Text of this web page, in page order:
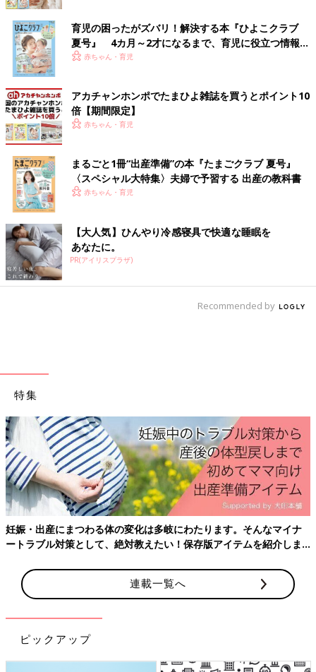
くりしました。
医師からきっとこの2つが原因なんでしょうと言われて、アドバ
イスをもらい、空気清浄機を設置したり、部屋の布製のカーテン
を全部撤去して掃除がしやすいブラインドにしてみたりと徹底的
に環境を整えたのですが…。残念ながら、長男の症状が劇的に改
善することはありませんでした。
少しよくなったかな？と思っても、治りきる前にまた悪化して…
というのを繰り返すんです。とくに、夜は咳がひどくなりがち
で、夜中ずっと咳をしているから、2人して睡眠不足の日が続き
ました。
しかも、咳をしすぎると吐いてしまうこともよくあり、袋やタオ
ルを常に準備して嘔吐に備えていましたが、小さい子の場合、備
えていても間に合わなかったりもするので夜中に吐しゃ物を片づ
けなくちゃいけない。長男が3歳以降は、下の双子が生まれてい
くれていたんですが、今思うと 壮絶な生活だったなって思いま
ければ」という思いで…
アレルギー疾患であるぜんそくの治療の基本は、薬を使って行う
症状のコントロールを毎日続けていくこと。発作を抑えるために
育児の困ったがズバリ！解決する本『ひよこクラブ
夏号』 4カ月～2才になるまで、育児に役立つ情報が
いっぱい！
赤ちゃん・育児
アカチャンホンポでたまひよ雑誌を買うとポイント10
倍【期間限定】
赤ちゃん・育児
まるごと1冊“出産準備”の本『たまごクラブ 夏号』
〈スペシャル大特集〉夫婦で予習する 出産の教科書
赤ちゃん・育児
【大人気】ひんやり冷感寝具で快適な睡眠を
あなたに。
PR(アイリスプラザ)
Recommended by
特集
妊娠・出産にまつわる体の変化は多岐にわたります。そんなマイナ
ートラブル対策として、絶対教えたい！保存版アイテムを紹介しま
連載一覧へ
ピックアップ